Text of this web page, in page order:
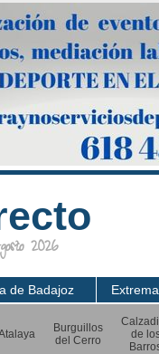
2026
de Badajoz
Burguillos
del Cerro
de